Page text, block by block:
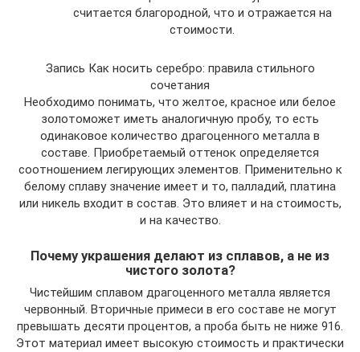
считается благородной, что и отражается на
стоимости.
Запись Как носить серебро: правила стильного
сочетания
Необходимо понимать, что желтое, красное или белое
золотоможет иметь аналогичную пробу, то есть
одинаковое количество драгоценного металла в
составе. Приобретаемый оттенок определяется
соотношением легирующих элементов. Применительно к
белому сплаву значение имеет и то, палладий, платина
или никель входит в состав. Это влияет и на стоимость,
и на качество.
Почему украшения делают из сплавов, а не из
чистого золота?
Чистейшим сплавом драгоценного металла является
червонный. Вторичные примеси в его составе не могут
превышать десяти процентов, а проба быть не ниже 916.
Этот материал имеет высокую стоимость и практически